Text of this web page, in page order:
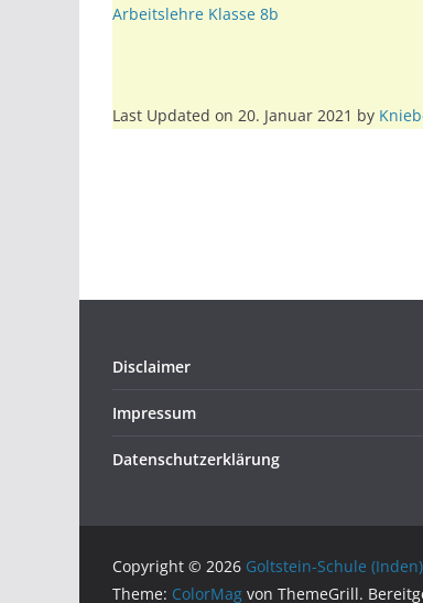
Arbeitslehre Klasse 8b
Last Updated on 20. Januar 2021 by
Disclaimer
Impressum
Datenschutzerklärung
Copyright © 2026 Goltstein-Schule (Inden)
Theme: ColorMag von ThemeGrill.